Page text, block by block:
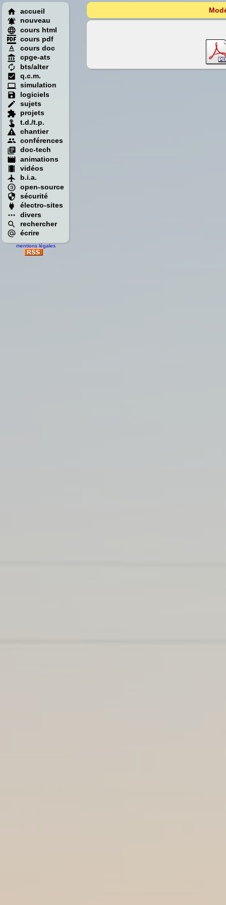
accueil
nouveau
cours html
cours pdf
cours doc
cpge-ats
bts/alter
q.c.m.
simulation
logiciels
sujets
projets
t.d./t.p.
chantier
conférences
doc-tech
animations
vidéos
b.i.a.
open-source
sécurité
électro-sites
divers
rechercher
écrire
mentions légales